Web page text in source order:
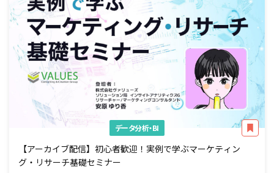
データ分析・BI
【アーカイブ配信】初心者歓迎！実例で学ぶマーケティン
グ・リサーチ基礎セミナー